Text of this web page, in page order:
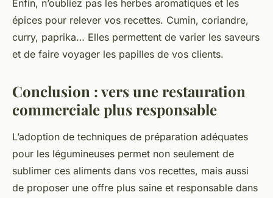
Enfin, n’oubliez pas les herbes aromatiques et les
épices pour relever vos recettes. Cumin, coriandre,
curry, paprika… Elles permettent de varier les saveurs
et de faire voyager les papilles de vos clients.
Conclusion : vers une restauration
commerciale plus responsable
L’adoption de techniques de préparation adéquates
pour les légumineuses permet non seulement de
sublimer ces aliments dans vos recettes, mais aussi
de proposer une offre plus saine et responsable dans